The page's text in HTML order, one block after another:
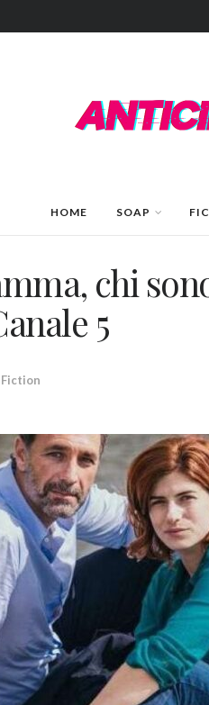
HOME SOAP
chi
5
Fiction